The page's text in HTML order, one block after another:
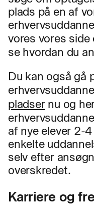
plads på en af
vores vores side
se hvordan du
Du kan også gå
pladsernu og
af nye elever 2-
enkelte
selv efter
overskredet.
Karriere og